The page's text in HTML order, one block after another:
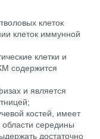
клеток
клеток иммунной
клетки и
содержится
и является
костей, имеет
области середины
достаточно